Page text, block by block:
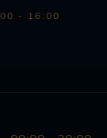
- 16:00